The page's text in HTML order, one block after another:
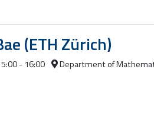
(ETH Zürich)
- 16:00 Department of